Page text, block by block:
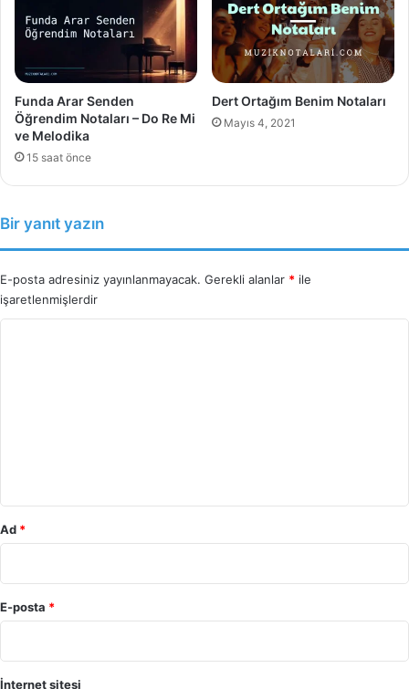
Funda Arar Senden
Öğrendim Notaları – Do Re Mi
ve Melodika
15 saat önce
Dert Ortağım Benim Notaları
Mayıs 4, 2021
Bir yanıt yazın
E-posta adresiniz yayınlanmayacak. Gerekli alanlar * ile
işaretlenmişlerdir
Ad *
E-posta *
İnternet sitesi